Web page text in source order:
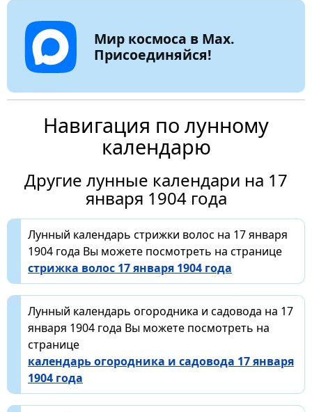
Мир космоса в Max.
Присоединяйся!
Навигация по лунному
календарю
Другие лунные календари на 17
января 1904 года
Лунный календарь стрижки волос на 17 января
1904 года Вы можете посмотреть на странице
стрижка волос 17 января 1904 года
Лунный календарь огородника и садовода на 17
января 1904 года Вы можете посмотреть на
странице
календарь огородника и садовода 17 января
1904 года